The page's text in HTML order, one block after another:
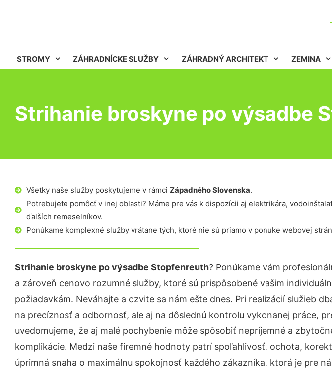
STROMY ZÁHRADNÍCKE SLUŽBY ZÁHRADNÝ ARCHITEKT ZEMINA
Strihanie broskyne po výsadbe
Všetky naše služby poskytujeme v rámci Západného Slovenska.
Potrebujete pomôcť v inej oblasti? Máme pre vás k dispozícii aj elektrikára,
ďalších remeselníkov.
Ponúkame komplexné služby vrátane tých, ktoré nie sú priamo v ponuke webovej
Strihanie broskyne po výsadbe Stopfenreuth? Ponúkame vám
a zároveň cenovo rozumné služby, ktoré sú prispôsobené vašim
požiadavkám. Neváhajte a ozvite sa nám ešte dnes. Pri realizácií služieb
na precíznosť a odbornosť, ale aj na dôslednú kontrolu vykonanej práce,
uvedomujeme, že aj malé pochybenie môže spôsobiť nepríjemné a
komplikácie. Medzi naše firemné hodnoty patrí spoľahlivosť, ochota,
úprimná snaha o maximálnu spokojnosť každého zákazníka, ktorá je pre